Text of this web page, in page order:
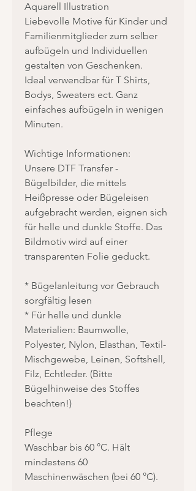
Aquarell Illustration
Liebevolle Motive für Kinder und
Familienmitglieder zum selber
aufbügeln und Individuellen
gestalten von Geschenken.
Ideal verwendbar für T Shirts,
Bodys, Sweaters ect. Ganz
einfaches aufbügeln in wenigen
Minuten.
Wichtige Informationen:
Unsere DTF Transfer -
Bügelbilder, die mittels
Heißpresse oder Bügeleisen
aufgebracht werden, eignen sich
für helle und dunkle Stoffe. Das
Bildmotiv wird auf einer
transparenten Folie geduckt.
* Bügelanleitung vor Gebrauch
sorgfältig lesen
* Für helle und dunkle
Materialien: Baumwolle,
Polyester, Nylon, Elasthan, Textil-
Mischgewebe, Leinen, Softshell,
Filz, Echtleder. (Bitte
Bügelhinweise des Stoffes
beachten!)
Pflege
Waschbar bis 60 °C. Hält
mindestens 60
Maschinenwäschen (bei 60 °C).